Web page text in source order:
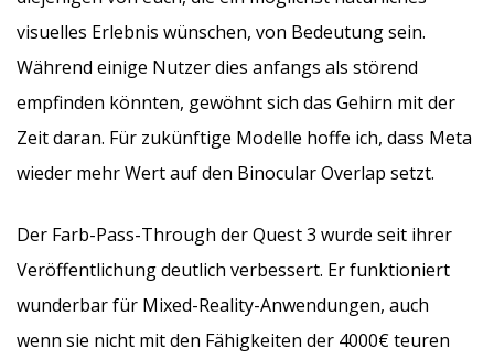
visuelles Erlebnis wünschen, von Bedeutung sein.
Während einige Nutzer dies anfangs als störend
empfinden könnten, gewöhnt sich das Gehirn mit der
Zeit daran. Für zukünftige Modelle hoffe ich, dass Meta
wieder mehr Wert auf den Binocular Overlap setzt.
Der Farb-Pass-Through der Quest 3 wurde seit ihrer
Veröffentlichung deutlich verbessert. Er funktioniert
wunderbar für Mixed-Reality-Anwendungen, auch
wenn sie nicht mit den Fähigkeiten der 4000€ teuren